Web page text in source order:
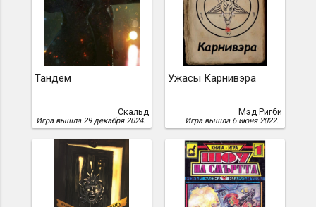
Тандем
Скальд
Игра вышла 29 декабря 2024.
Ужасы Карнивэра
Мэд Ригби
Игра вышла 6 июня 2022.